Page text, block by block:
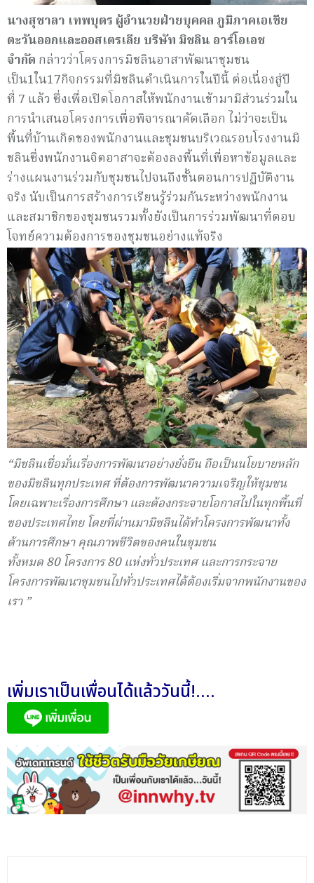
นางสุชาลา เทพบุตร ผู้อำนวยฝ่ายบุคคล ภูมิภาคเอเชีย
ตะวันออกและออสเตรเลีย บริษัท มิชลิน อาร์โอเอช
จำกัด กล่าวว่าโครงการมิชลินอาสาพัฒนาชุมชน
เป็น1ใน17กิจกรรมที่มิชลินดำเนินการในปีนี้ ต่อเนื่องสู่ปี
ที่ 7 แล้ว ซึ่งเพื่อเปิดโอกาสให้พนักงานเข้ามามีส่วนร่วมใน
การนำเสนอโครงการเพื่อพิจารณาคัดเลือก ไม่ว่าจะเป็น
พื้นที่บ้านเกิดของพนักงานและชุมชนบริเวณรอบโรงงานมิ
ชลินซึ่งพนักงานจิตอาสาจะต้องลงพื้นที่เพื่อหาข้อมูลและ
ร่างแผนงานร่วมกับชุมชนไปจนถึงขั้นตอนการปฏิบัติงาน
จริง นับเป็นการสร้างการเรียนรู้ร่วมกันระหว่างพนักงาน
และสมาชิกของชุมชนรวมทั้งยังเป็นการร่วมพัฒนาที่ตอบ
โจทย์ความต้องการของชุมชนอย่างแท้จริง
“มิชลินเชื่อมั่นเรื่องการพัฒนาอย่างยั่งยืน ถือเป็นนโยบายหลัก
ของมิชลินทุกประเทศ ที่ต้องการพัฒนาความเจริญให้ชุมชน
โดยเฉพาะเรื่องการศึกษา และต้องกระจายโอกาสไปในทุกพื้นที่
ของประเทศไทย โดยที่ผ่านมามิชลินได้ทำโครงการพัฒนาทั้ง
ด้านการศึกษา คุณภาพชีวิตของคนในชุมชน
ทั้งหมด80 โครงการ80 แห่งทั่วประเทศ และการกระจาย
โครงการพัฒนาชุมชนไปทั่วประเทศได้ต้องเริ่มจากพนักงานของ
เรา”
เพิ่มเราเป็นเพื่อนได้แล้ววันนี้!....